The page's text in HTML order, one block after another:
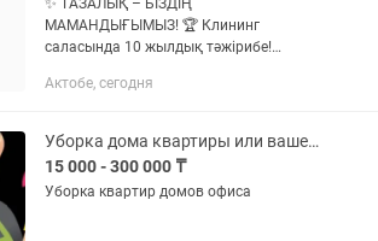
✨ ТАЗАЛЫҚ – БІЗДІҢ
МАМАНДЫҒЫМЫЗ! 🏆 Клининг
саласында 10 жылдық тәжірибе!
коммерциялық нысаныңызды
Күнделікті тазалау ✅ Кеңсе...
Актобе, сегодня
Уборка дома квартиры или вашего помещения
15 000 - 300 000 ₸
Уборка квартир домов офиса